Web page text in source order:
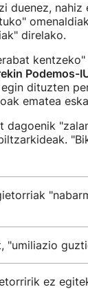
duenez, nahiz
direlako.
Podemos-
dituzten
ematea
dagoenik
"umiliazio
ez